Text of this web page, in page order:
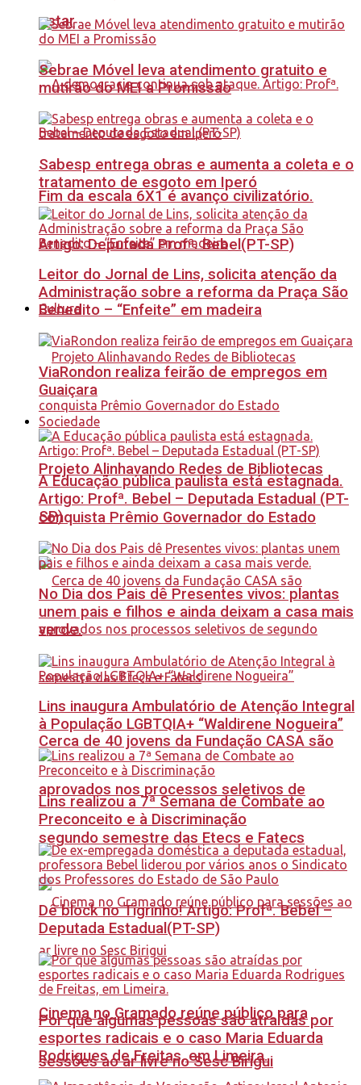
estar
Fim da escala 6X1 é avanço civilizatório.
Artigo: Deputada Profª. Bebel(PT-SP)
Cultura
Projeto Alinhavando Redes de Bibliotecas
conquista Prêmio Governador do Estado
Cerca de 40 jovens da Fundação CASA são
aprovados nos processos seletivos de
segundo semestre das Etecs e Fatecs
Cinema no Gramado reúne público para
sessões ao ar livre no Sesc Birigui
Sebrae Móvel leva atendimento gratuito e
mutirão do MEI a Promissão
Sabesp entrega obras e aumenta a coleta e o
tratamento de esgoto em Iperó
Leitor do Jornal de Lins, solicita atenção da
Administração sobre a reforma da Praça São
Benedito – “Enfeite” em madeira
ViaRondon realiza feirão de empregos em
Guaiçara
Sociedade
A Educação pública paulista está estagnada.
Artigo: Profª. Bebel – Deputada Estadual (PT-
SP)
No Dia dos Pais dê Presentes vivos: plantas
unem pais e filhos e ainda deixam a casa mais
verde.
Lins inaugura Ambulatório de Atenção Integral
à População LGBTQIA+ “Waldirene Nogueira”
Lins realizou a 7ª Semana de Combate ao
Preconceito e à Discriminação
Dê block no Tigrinho! Artigo: Profª. Bebel –
Deputada Estadual(PT-SP)
Por que algumas pessoas são atraídas por
esportes radicais e o caso Maria Eduarda
Rodrigues de Freitas, em Limeira.